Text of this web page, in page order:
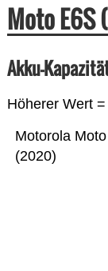
Moto
Akku-
Höherer Wert
Motorola
(2020)